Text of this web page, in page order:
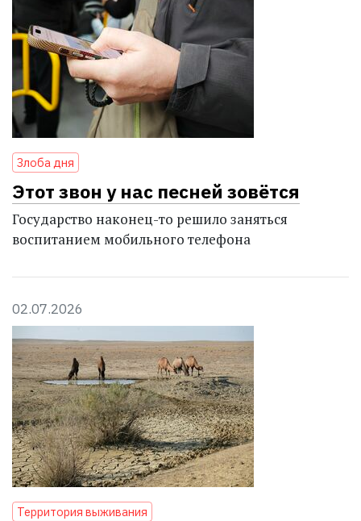
Злоба дня
Этот звон у нас песней зовётся
Государство наконец-то решило заняться
воспитанием мобильного телефона
02.07.2026
Территория выживания